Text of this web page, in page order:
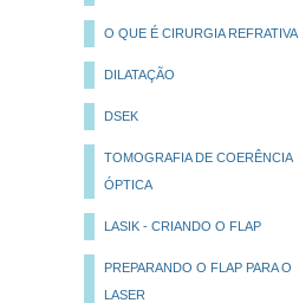
O QUE É CIRURGIA REFRATIVA
DILATAÇÃO
DSEK
TOMOGRAFIA DE COERÊNCIA
ÓPTICA
LASIK - CRIANDO O FLAP
PREPARANDO O FLAP PARA O
LASER